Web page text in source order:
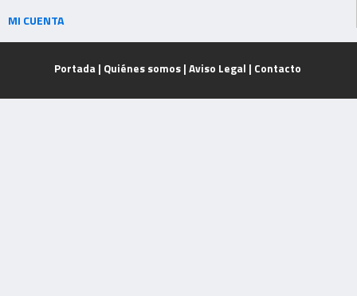
MI CUENTA
Portada | Quiénes somos| Aviso Legal | Contacto